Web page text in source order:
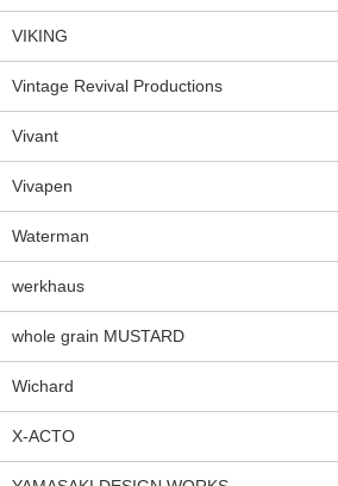
VIKING
Vintage Revival Productions
Vivant
Vivapen
Waterman
werkhaus
whole grain MUSTARD
Wichard
X-ACTO